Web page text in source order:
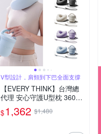
V型設計，肩頸到下巴全面支撐
【EVERY THINK】台灣總
代理 安心守護U型枕 360度
環繞護頸 附收納包及掛繩
多色可選
$1,362 $1,480